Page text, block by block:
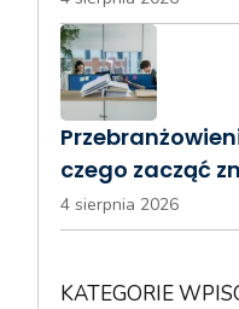
czego zacząć
4 sierpnia 2026
KATEGORIE